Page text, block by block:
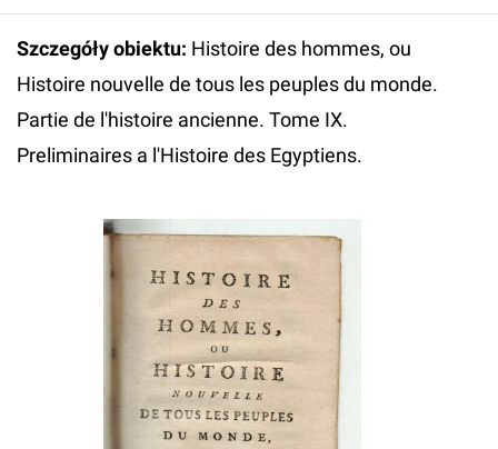
Szczegóły obiektu: Histoire des hommes, ou
Histoire nouvelle de tous les peuples du monde.
Partie de l'histoire ancienne. Tome IX.
Preliminaires a l'Histoire des Egyptiens.